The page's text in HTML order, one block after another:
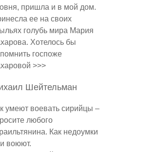
пришла и в мой дом.
ее на своих
голубь мира Мария
Хотелось бы
госпоже
>>>
Шейтельман
умеют воевать сирийцы –
любого
Как недоумки
воюют.